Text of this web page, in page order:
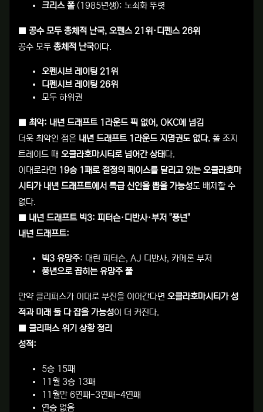
크리스 폴(1985년생): 노쇠화 뚜렷
■ 공수 모두 총체적 난국, 오펜스 21위·디펜스 26위
공수 모두 총체적 난국이다.
오펜시브 레이팅 21위
디펜시브 레이팅 26위
모두 하위권
■ 최악: 내년 드래프트 1라운드 픽 없어, OKC에 넘김
더욱 최악인 점은 내년 드래프트 1라운드 지명권도 없다. 폴 조지
트레이드 때 오클라호마시티로 넘어간 상태다.
이대로라면 19승 1패로 절정의 페이스를 달리고 있는 오클라호마
시티가 내년 드래프트에서 특급 신인을 뽑을 가능성도 배제할 수
없다.
■ 내년 드래프트 빅3: 피터슨·디반사·부저 "풍년"
내년 드래프트:
빅3 유망주: 대린 피터슨, AJ 디반사, 카메론 부저
풍년으로 꼽히는 유망주 풀
만약 클리퍼스가 이대로 부진을 이어간다면 오클라호마시티가 성
적과 미래 둘 다 잡을 가능성이 더 커진다.
■ 클리퍼스 위기 상황 정리
성적:
5승 15패
11월 3승 13패
11월만 6연패-3연패-4연패
연승 없음